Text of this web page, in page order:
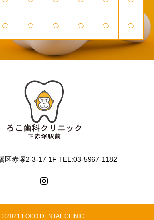
◯ ◯ ◯ ◯ ◯ ◯
区赤塚2-3-17 1F TEL:03-5967-1182
©2021 LOCO DENTAL CLINIC.